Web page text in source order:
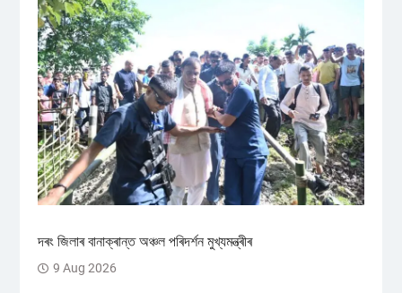
দৰং জিলাৰ বানাক্ৰান্ত অঞ্চল পৰিদৰ্শন মুখ্যমন্ত্ৰীৰ
9 Aug 2026